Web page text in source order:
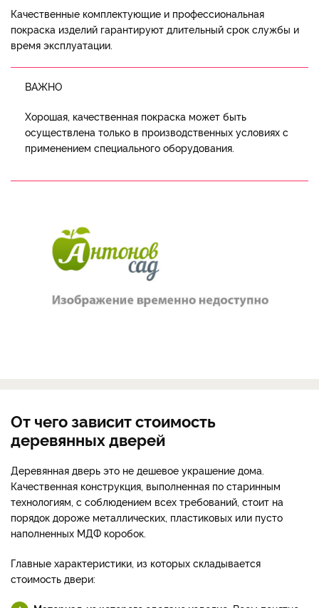
Качественные комплектующие и профессиональная
покраска изделий гарантируют длительный срок службы и
время эксплуатации.
ВАЖНО
Хорошая, качественная покраска может быть
осуществлена только в производственных условиях с
применением специального оборудования.
От чего зависит стоимость
деревянных дверей
Деревянная дверь это не дешевое украшение дома.
Качественная конструкция, выполненная по старинным
технологиям, с соблюдением всех требований, стоит на
порядок дороже металлических, пластиковых или пусто
наполненных МДФ коробок.
Главные характеристики, из которых складывается
стоимость двери: